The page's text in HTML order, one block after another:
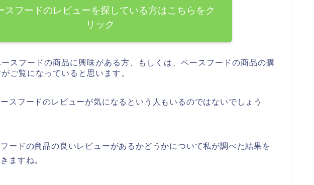
スフードのレビューを探している方はこちらをク
リック
スフードの商品に興味がある方、もしくは、ベースフードの商品の購
ご覧になっていると思います。
スフードのレビューが気になるという人もいるのではないでしょう
ードの商品の良いレビューがあるかどうかについて私が調べた結果を
ますね。